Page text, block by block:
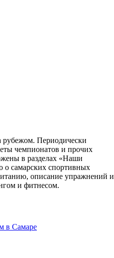
рубежом. Периодически
чемпионатов и прочих
в разделах «Наши
о самарских спортивных
описание упражнений и
и фитнесом.